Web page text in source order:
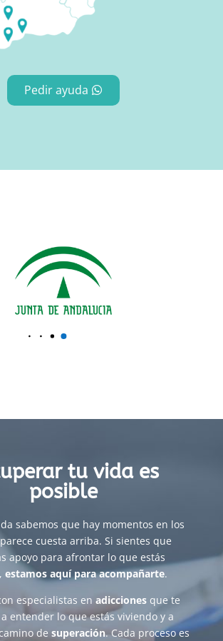
Pedir ayuda
tu vida es
posible
sabemos que hay momentos en los
cuesta arriba. Si sientes que
apoyo para afrontar lo que estás
estamos aquí para acompañarte.
especialistas enadicciones que te
entender lo que estás viviendo y a
desuperación. Cada proceso es